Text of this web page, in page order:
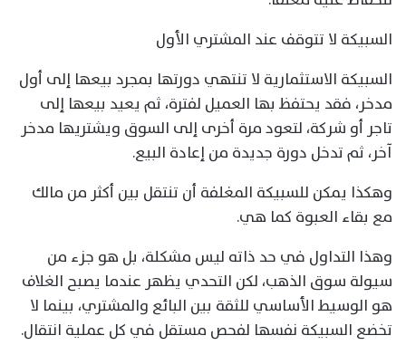
السبيكة لا تتوقف عند المشتري الأول
السبيكة الاستثمارية لا تنتهي دورتها بمجرد بيعها إلى أول
مدخر، فقد يحتفظ بها العميل لفترة، ثم يعيد بيعها إلى
تاجر أو شركة، لتعود مرة أخرى إلى السوق ويشتريها مدخر
آخر، ثم تدخل دورة جديدة من إعادة البيع.
وهكذا يمكن للسبيكة المغلفة أن تنتقل بين أكثر من مالك
مع بقاء العبوة كما هي.
وهذا التداول في حد ذاته ليس مشكلة، بل هو جزء من
سيولة سوق الذهب، لكن التحدي يظهر عندما يصبح الغلاف
هو الوسيط الأساسي للثقة بين البائع والمشتري، بينما لا
تخضع السبيكة نفسها لفحص مستقل في كل عملية انتقال.